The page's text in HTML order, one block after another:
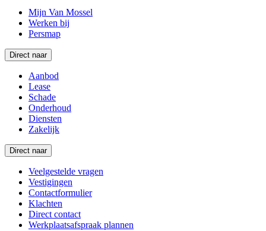
Mijn Van Mossel
Werken bij
Persmap
Direct naar
Aanbod
Lease
Schade
Onderhoud
Diensten
Zakelijk
Direct naar
Veelgestelde vragen
Vestigingen
Contactformulier
Klachten
Direct contact
Werkplaatsafspraak plannen